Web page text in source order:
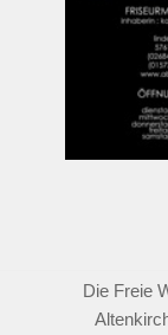
Die Freie